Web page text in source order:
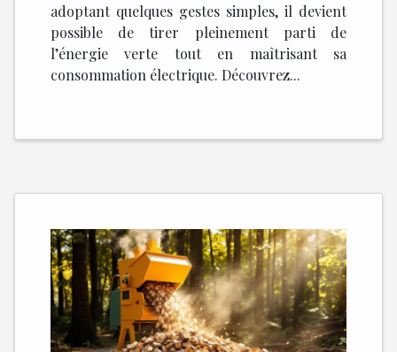
adoptant quelques gestes simples, il devient
possible de tirer pleinement parti de
l’énergie verte tout en maîtrisant sa
consommation électrique. Découvrez...